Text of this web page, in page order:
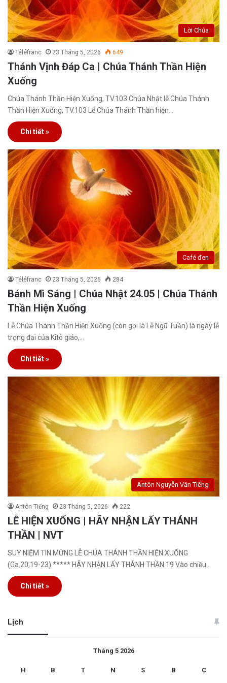
Lời Chúa
Téléfranc 23 Tháng 5, 2026 649
Thánh Vịnh Đáp Ca | Chúa Thánh Thần Hiện
Xuống
Chúa Thánh Thần Hiện Xuống, TV.103 Chúa Nhật lễ Chúa Thánh
Thần Hiện Xuống, TV.103 Lễ Chúa Thánh Thần hiện…
Chi tiết »
Café đen
Téléfranc 23 Tháng 5, 2026 284
Bánh Mì Sáng | Chúa Nhật 24.05 | Chúa Thánh
Thần Hiện Xuống
Lễ Chúa Thánh Thần Hiện Xuống (còn gọi là Lễ Ngũ Tuần) là ngày lễ
trọng đại của Kitô giáo,…
Chi tiết »
Antôn Nguyễn Văn Tiếng
Antôn Tiếng 23 Tháng 5, 2026 222
LỄ HIỆN XUỐNG | HÃY NHẬN LẤY THÁNH
THẦN | NVT
SUY NIỆM TIN MỪNG LỄ CHÚA THÁNH THẦN HIỆN XUỐNG
(Ga.20,19-23) ***** HÃY NHẬN LẤY THÁNH THẦN 19 Vào chiều…
Chi tiết »
Lịch
Tháng 5 2026
H B T N S B C